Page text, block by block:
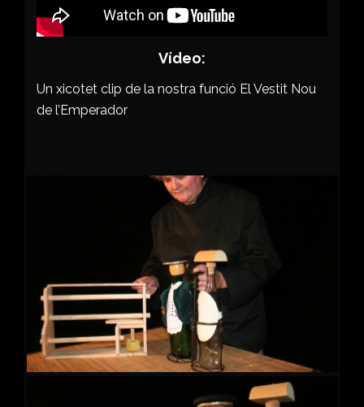
Vídeo:
Un xicotet clip de la nostra funció El Vestit Nou
de l’Emperador